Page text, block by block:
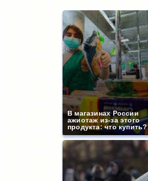
В магазинах России
ажиотаж из-за этого
продукта: что купить?